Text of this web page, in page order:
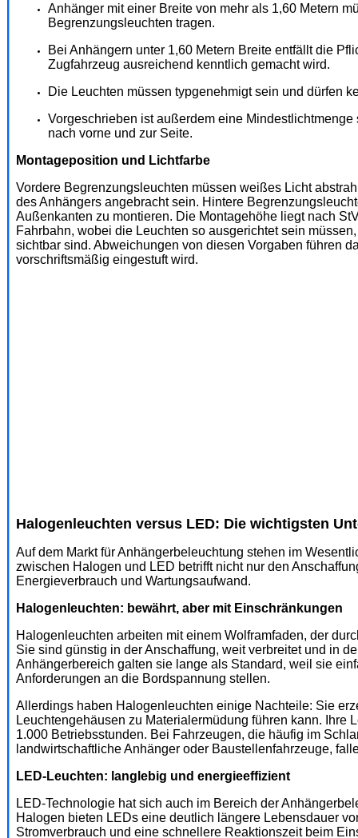
Anhänger mit einer Breite von mehr als 1,60 Metern
Begrenzungsleuchten tragen.
Bei Anhängern unter 1,60 Metern Breite entfällt die
Zugfahrzeug ausreichend kenntlich gemacht wird.
Die Leuchten müssen typgenehmigt sein und dürfen
Vorgeschrieben ist außerdem eine
nach vorne und zur Seite.
Montageposition und Lichtfarbe
Vordere Begrenzungsleuchten müssen weißes Licht
des Anhängers angebracht sein. Hintere
Außenkanten zu montieren. Die Montagehöhe liegt nach
Fahrbahn, wobei die Leuchten so ausgerichtet sein
sichtbar sind. Abweichungen von diesen Vorgaben führen
vorschriftsmäßig eingestuft wird.
Halogenleuchten versus LED: Die wichtigsten
Auf dem Markt für Anhängerbeleuchtung stehen im
zwischen Halogen und LED betrifft nicht nur den
Energieverbrauch und Wartungsaufwand.
Halogenleuchten: bewährt, aber mit Einschränkungen
Halogenleuchten arbeiten mit einem Wolframfaden, der
Sie sind günstig in der Anschaffung, weit verbreitet und in
Anhängerbereich galten sie lange als Standard, weil sie
Anforderungen an die Bordspannung stellen.
Allerdings haben Halogenleuchten einige Nachteile: Sie
Leuchtengehäusen zu Materialermüdung führen kann.
1.000 Betriebsstunden. Bei Fahrzeugen, die häufig im
landwirtschaftliche Anhänger oder Baustellenfahrzeuge,
LED-Leuchten: langlebig und energieeffizient
LED-Technologie hat sich auch im Bereich der
Halogen bieten LEDs eine deutlich längere Lebensdauer
Stromverbrauch und eine schnellere Reaktionszeit beim